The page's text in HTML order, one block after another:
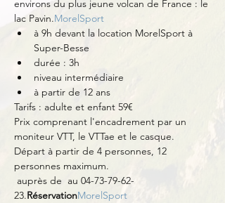
environs du plus jeune volcan de France : le
lac Pavin.MorelSport
à 9h devant la location MorelSport à
Super-Besse
durée : 3h
niveau intermédiaire
à partir de 12 ans
Tarifs : adulte et enfant 59€
Prix comprenant l'encadrement par un
moniteur VTT, le VTTae et le casque.
Départ à partir de 4 personnes, 12
personnes maximum.
auprès de au 04-73-79-62-
23.RéservationMorelSport